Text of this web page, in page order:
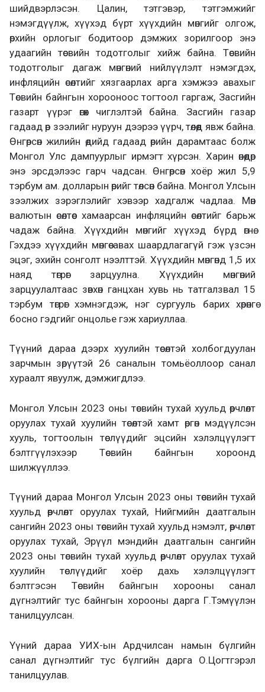
шийдвэрлэсэн. Цалин, тэтгэвэр, тэтгэмжийг
нэмэгдүүлж, хүүхэд бүрт хүүхдийн мөнгийг олгож,
өрхийн орлогыг бодитоор дэмжих зорилгоор энэ
удаагийн төсвийн тодотголыг хийж байна. Төсвийн
тодотголыг дагаж мөнгөний нийлүүлэлт нэмэгдэх,
инфляцийн өсөлтийг хязгаарлах арга хэмжээ авахыг
Төсвийн байнгын хорооноос тогтоол гаргаж, Засгийн
газарт үүрэг өгөх чиглэлтэй байна. Засгийн газар
гадаад өр зээлийг нуруун дээрээ үүрч, төлөөд явж байна.
Өнгөрсөн жилийн өдийд гадаад өрийн дарамтаас болж
Монгол Улс дампуурлыг ирмэгт хүрсэн. Харин өнөөдөр
энэ эрсдэлээс гарч чадсан. Өнгөрсөн хоёр жил 5,9
тэрбум ам. долларын өрийг төлсөн байна. Монгол Улсын
зээлжих зэрэглэлийг хэвээр хадгалж чадлаа. Мөн
валютын өсөлтөөс хамаарсан инфляцийн өсөлтийг барьж
чадаж байна. Хүүхдийн мөнгийг хүүхэд бүрд өгнө.
Гэхдээ хүүхдийн мөнгөө авах шаардлагагүй гэж үзсэн
эцэг, эхийн сонголт нээлттэй. Хүүхдийн мөнгөнд 1,5 их
наяд төгрөг зарцуулна. Хүүхдийн мөнгөний
зарцуулалтаас зөвхөн ганцхан хувь нь татгалзвал 15
тэрбум төгрөг хэмнэгдэж, нэг сургууль барих хөрөнгө
босно гэдгийг онцолье гэж хариуллаа.
Түүний дараа дээрх хуулийн төсөлтэй холбогдуулан
зарчмын зөрүүтэй 26 саналын томьёоллоор санал
хураалт явуулж, дэмжигдлээ.
Монгол Улсын 2023 оны төсвийн тухай хуульд өөрчлөлт
оруулах тухай хуулийн төсөлтэй хамт өргөн мэдүүлсэн
хууль, тогтоолын төслүүдийг эцсийн хэлэлцүүлэгт
бэлтгүүлэхээр Төсвийн байнгын хороонд
шилжүүллээ.
Түүний дараа Монгол Улсын 2023 оны төсвийн тухай
хуульд өөрчлөлт оруулах тухай, Нийгмийн даатгалын
сангийн 2023 оны төсвийн тухай хуульд нэмэлт, өөрчлөлт
оруулах тухай, Эрүүл мэндийн даатгалын сангийн
2023 оны төсвийн тухай хуульд өөрчлөлт оруулах тухай
хуулийн төслүүдийг хоёр дахь хэлэлцүүлэгт
бэлтгэсэн Төсвийн байнгын хорооны санал
дүгнэлтийг тус байнгын хорооны дарга Г.Тэмүүлэн
танилцуулсан.
Үүний дараа УИХ-ын Ардчилсан намын бүлгийн
санал дүгнэлтийг тус бүлгийн дарга О.Цогтгэрэл
танилцуулав.